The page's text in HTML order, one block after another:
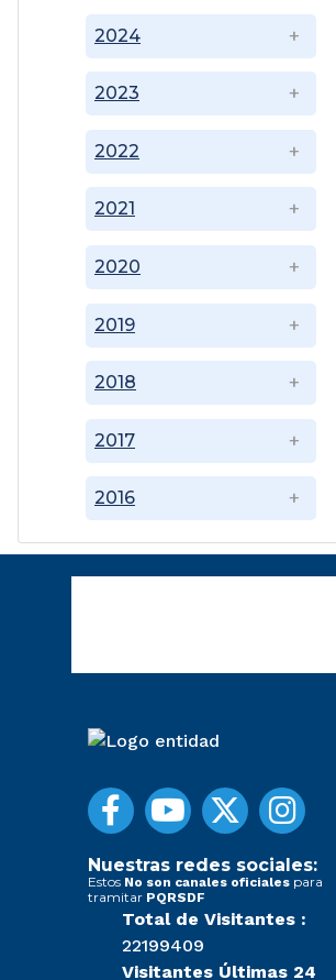
2016
2017
2018
2019
2020
2021
2022
2023
2024
Nuestras redes sociales:
Estos No son canales oficiales para
tramitar PQRSDF
Total de Visitantes :
22199409
Visitantes Últimas 24